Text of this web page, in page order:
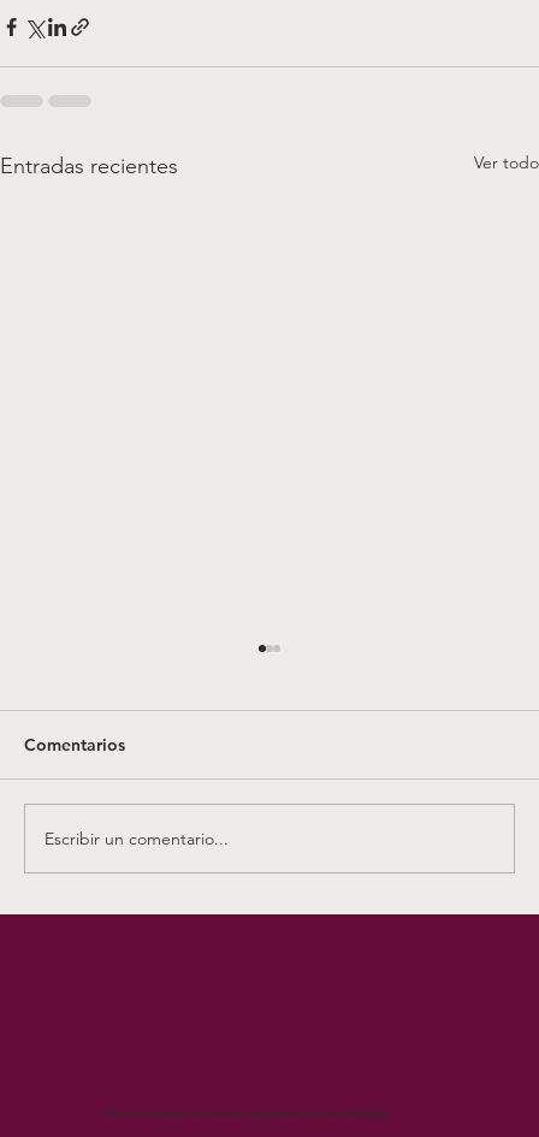
Entradas recientes Ver todo
<p>COEXISTENCE AGREEMENTS IN DEFACT
UNIONS: ANOTHER TWIST Guillermo Cerdeira
Bravo de Mansilla CV: Catedrático de Derecho
Comentarios
Escribir un comentario...
Ponte en contacto con nosotros para reservar una consulta legal.